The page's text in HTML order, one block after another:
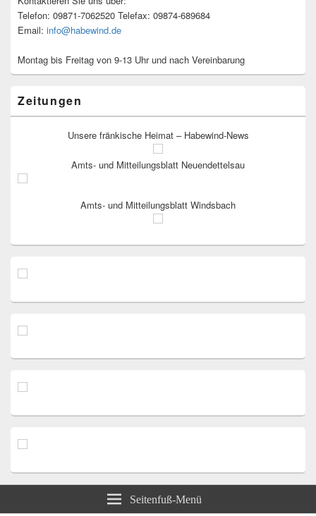
Telefon: 09871-7062520 Telefax: 09874-689684
Email: info@habewind.de
Montag bis Freitag von 9-13 Uhr und nach Vereinbarung
Zeitungen
Unsere fränkische Heimat – Habewind-News
Amts- und Mitteilungsblatt Neuendettelsau
Amts- und Mitteilungsblatt Windsbach
Seitenfuß-Menü